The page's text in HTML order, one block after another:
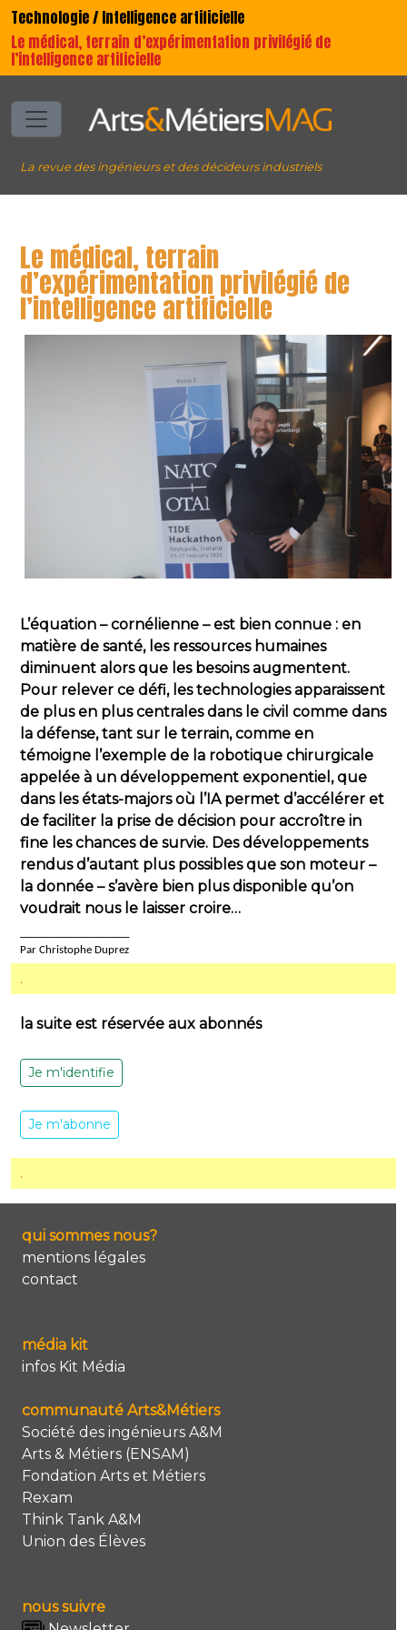
Technologie / Intelligence artificielle
Le médical, terrain d’expérimentation privilégié de
l’intelligence artificielle
La revue des ingénieurs et des décideurs industriels
Le médical, terrain
d’expérimentation privilégié de
l’intelligence artificielle
L’équation – cornélienne – est bien connue : en
matière de santé, les ressources humaines
diminuent alors que les besoins augmentent.
Pour relever ce défi, les technologies apparaissent
de plus en plus centrales dans le civil comme dans
la défense, tant sur le terrain, comme en
témoigne l’exemple de la robotique chirurgicale
appelée à un développement exponentiel, que
dans les états-majors où l’IA permet d’accélérer et
de faciliter la prise de décision pour accroître in
fine les chances de survie. Des développements
rendus d’autant plus possibles que son moteur –
la donnée – s’avère bien plus disponible qu’on
voudrait nous le laisser croire…
Par Christophe Duprez
.
la suite est réservée aux abonnés
Je m'identifie
Je m'abonne
.
qui sommes nous?
mentions légales
contact
média kit
infos Kit Média
communauté Arts&Métiers
Société des ingénieurs A&M
Arts & Métiers (ENSAM)
Fondation Arts et Métiers
Rexam
Think Tank A&M
Union des Élèves
nous suivre